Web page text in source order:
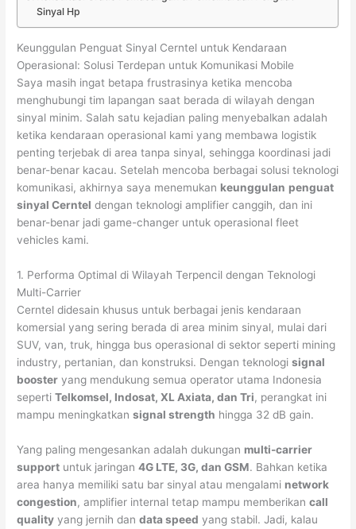
Sinyal Hp
Keunggulan Penguat Sinyal Cerntel untuk Kendaraan
Operasional: Solusi Terdepan untuk Komunikasi Mobile
Saya masih ingat betapa frustrasinya ketika mencoba
menghubungi tim lapangan saat berada di wilayah dengan
sinyal minim. Salah satu kejadian paling menyebalkan adalah
ketika kendaraan operasional kami yang membawa logistik
penting terjebak di area tanpa sinyal, sehingga koordinasi jadi
benar-benar kacau. Setelah mencoba berbagai solusi teknologi
komunikasi, akhirnya saya menemukan keunggulan penguat
sinyal Cerntel dengan teknologi amplifier canggih, dan ini
benar-benar jadi game-changer untuk operasional fleet
vehicles kami.
1. Performa Optimal di Wilayah Terpencil dengan Teknologi
Multi-Carrier
Cerntel didesain khusus untuk berbagai jenis kendaraan
komersial yang sering berada di area minim sinyal, mulai dari
SUV, van, truk, hingga bus operasional di sektor seperti mining
industry, pertanian, dan konstruksi. Dengan teknologisignal
booster yang mendukung semua operator utama Indonesia
sepertiTelkomsel, Indosat, XL Axiata, dan Tri, perangkat ini
mampu meningkatkansignal strength hingga 32 dB gain.
Yang paling mengesankan adalah dukungan multi-carrier
support untuk jaringan4G LTE, 3G, dan GSM. Bahkan ketika
area hanya memiliki satu bar sinyal atau mengalami network
congestion, amplifier internal tetap mampu memberikancall
quality yang jernih dandata speed yang stabil. Jadi, kalau